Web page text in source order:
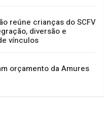
reúne crianças do SCFV
diversão e
vínculos
orçamento da Amures